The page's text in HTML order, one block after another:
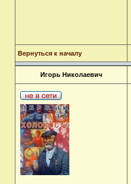
Вернуться к началу
Игорь Николаевич